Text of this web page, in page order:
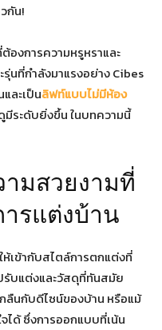
กัน!
งการความหรูหราและ
นที่กำลังมาแรงอย่าง Cibes
ละเป็นลิฟท์แบบไม่มีห้อง
ระดับยิ่งขึ้น ในบทความนี้
ามสวยงามที่
รแต่งบ้าน
เข้ากับสไตล์การตกแต่งที่
บแต่งและวัสดุที่ทันสมัย
ลืนกับดีไซน์ของบ้าน หรือแม้
ได้ ซึ่งการออกแบบที่เน้น